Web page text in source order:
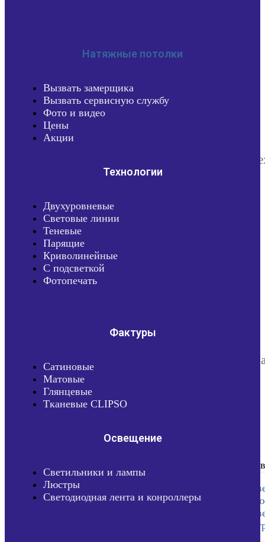
Натяжные потолки
Вызвать замерщика
Вызвать сервисную службу
Фото и видео
Цены
Акции
Технологии
Двухуровневые
Световые линии
Теневые
Парящие
Криволинейные
С подсветкой
Фотопечать
Фактуры
Сатиновые
Матовые
Глянцевые
Тканевые CLIPSO
Освещение
Светильники и лампы
Люстры
Светодиодная лента и конроллеры